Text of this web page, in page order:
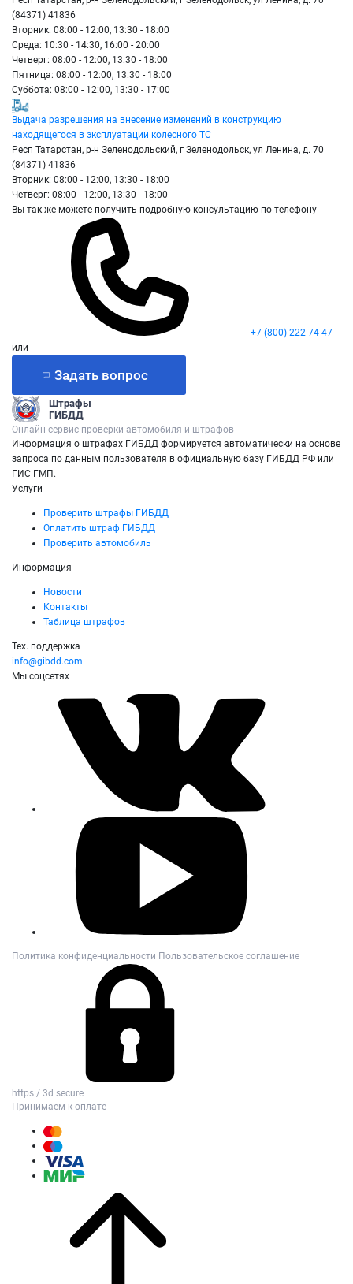
(84371) 41836
Вторник: 08:00 - 12:00, 13:30 - 18:00
Среда: 10:30 - 14:30, 16:00 - 20:00
Четверг: 08:00 - 12:00, 13:30 - 18:00
Пятница: 08:00 - 12:00, 13:30 - 18:00
Суббота: 08:00 - 12:00, 13:30 - 17:00
Выдача разрешения на внесение изменений в конструкцию
находящегося в эксплуатации колесного ТС
Респ Татарстан, р-н Зеленодольский, г Зеленодольск, ул Ленина, д. 70
(84371) 41836
Вторник: 08:00 - 12:00, 13:30 - 18:00
Четверг: 08:00 - 12:00, 13:30 - 18:00
Вы так же можете получить подробную консультацию по телефону
+7 (800) 222-74-47
или
Задать вопрос
Штрафы
ГИБДД
Онлайн сервис проверки автомобиля и штрафов
Информация о штрафах ГИБДД формируется автоматически на основе
запроса по данным пользователя в официальную базу ГИБДД РФ или
ГИС ГМП.
Услуги
Проверить штрафы ГИБДД
Оплатить штраф ГИБДД
Проверить автомобиль
Информация
Новости
Контакты
Таблица штрафов
Тех. поддержка
info@gibdd.com
Мы соцсетях
Политика конфиденциальности Пользовательское соглашение
https / 3d secure
Принимаем к оплате